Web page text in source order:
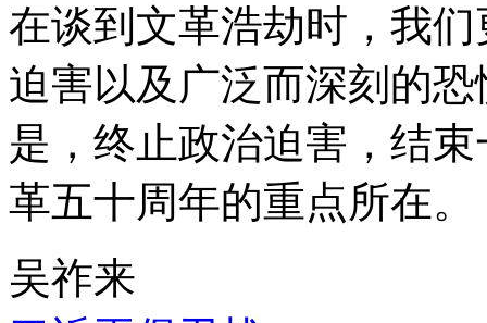
在谈到文革浩劫时，我
迫害以及广泛而深刻的
是，终止政治迫害，结
革五十周年的重点所在。
吴祚来